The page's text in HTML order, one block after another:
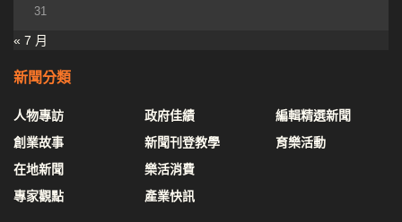
31
« 7 月
新聞分類
人物專訪
創業故事
在地新聞
專家觀點
政府佳績
新聞刊登教學
樂活消費
產業快訊
編輯精選新聞
育樂活動